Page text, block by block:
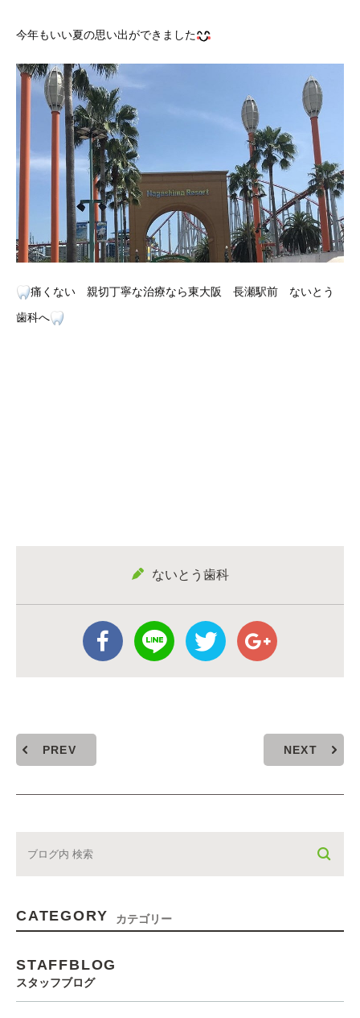
今年もいい夏の思い出ができました
痛くない 親切丁寧な治療なら東大阪 長瀬駅前 ないとう
歯科へ
ないとう歯科
PREV NEXT
CATEGORY カテゴリー
STAFFBLOG
スタッフブログ